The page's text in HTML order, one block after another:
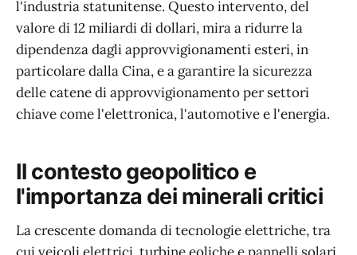
l'industria statunitense. Questo intervento, del
valore di 12 miliardi di dollari, mira a ridurre la
dipendenza dagli approvvigionamenti esteri, in
particolare dalla Cina, e a garantire la sicurezza
delle catene di approvvigionamento per settori
chiave come l'elettronica, l'automotive e l'energia.
Il contesto geopolitico e
l'importanza dei minerali critici
La crescente domanda di tecnologie elettriche, tra